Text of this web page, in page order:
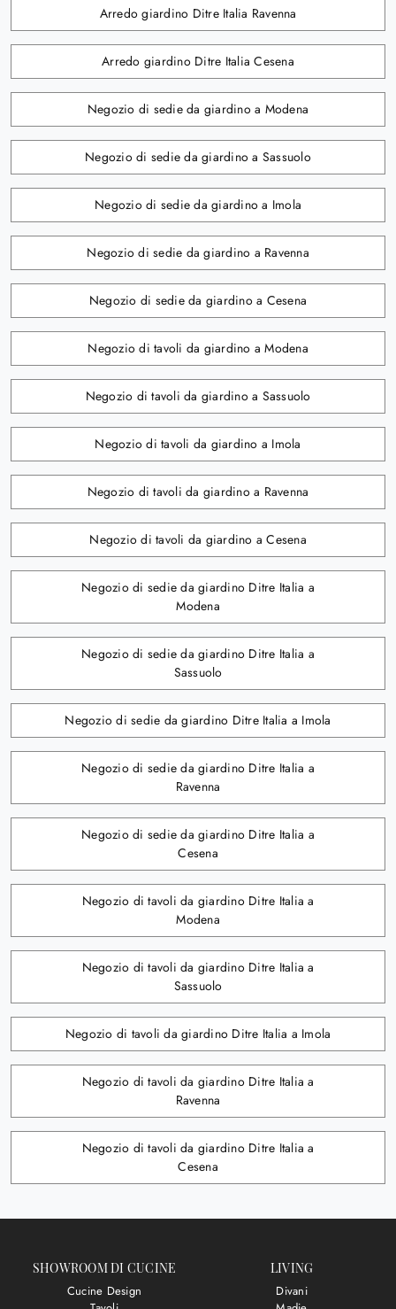
Arredo giardino Ditre Italia Ravenna
Arredo giardino Ditre Italia Cesena
Negozio di sedie da giardino a Modena
Negozio di sedie da giardino a Sassuolo
Negozio di sedie da giardino a Imola
Negozio di sedie da giardino a Ravenna
Negozio di sedie da giardino a Cesena
Negozio di tavoli da giardino a Modena
Negozio di tavoli da giardino a Sassuolo
Negozio di tavoli da giardino a Imola
Negozio di tavoli da giardino a Ravenna
Negozio di tavoli da giardino a Cesena
Negozio di sedie da giardino Ditre Italia a
Modena
Negozio di sedie da giardino Ditre Italia a
Sassuolo
Negozio di sedie da giardino Ditre Italia a Imola
Negozio di sedie da giardino Ditre Italia a
Ravenna
Negozio di sedie da giardino Ditre Italia a
Cesena
Negozio di tavoli da giardino Ditre Italia a
Modena
Negozio di tavoli da giardino Ditre Italia a
Sassuolo
Negozio di tavoli da giardino Ditre Italia a Imola
Negozio di tavoli da giardino Ditre Italia a
Ravenna
Negozio di tavoli da giardino Ditre Italia a
Cesena
SHOWROOM DI CUCINE
Cucine Design
LIVING
Divani